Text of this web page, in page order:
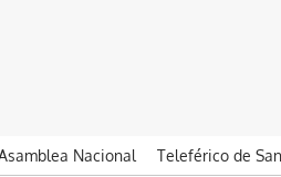
Nacional Teleférico de